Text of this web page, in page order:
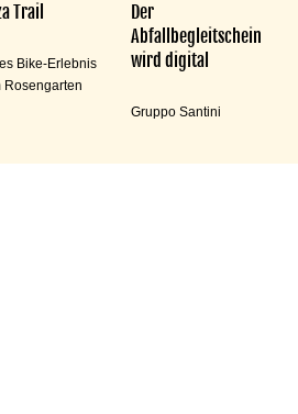
Trail
Bike-Erlebnis
Rosengarten
Der
Abfallbegleitschein
wird digital
Gruppo Santini